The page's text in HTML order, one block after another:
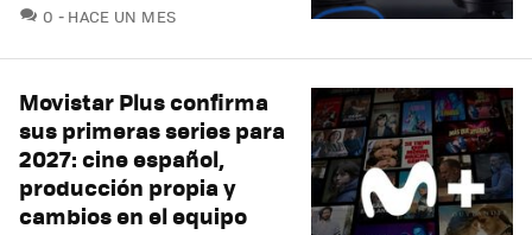
0 COMENTARIOS
HACE UN MES
Movistar Plus confirma
sus primeras series para
2027: cine español,
producción propia y
cambios en el equipo